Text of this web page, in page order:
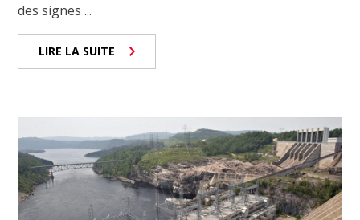
des signes ...
LIRE LA SUITE